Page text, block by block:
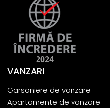
VANZARI
Garsoniere de vanzare
Apartamente de vanzare